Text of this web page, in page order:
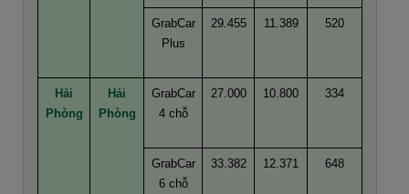
GrabCar
Plus
29.455 11.389 520
Hải
Phòng
Hải
Phòng
GrabCar
4 chỗ
27.000 10.800 334
GrabCar
6 chỗ
33.382 12.371 648